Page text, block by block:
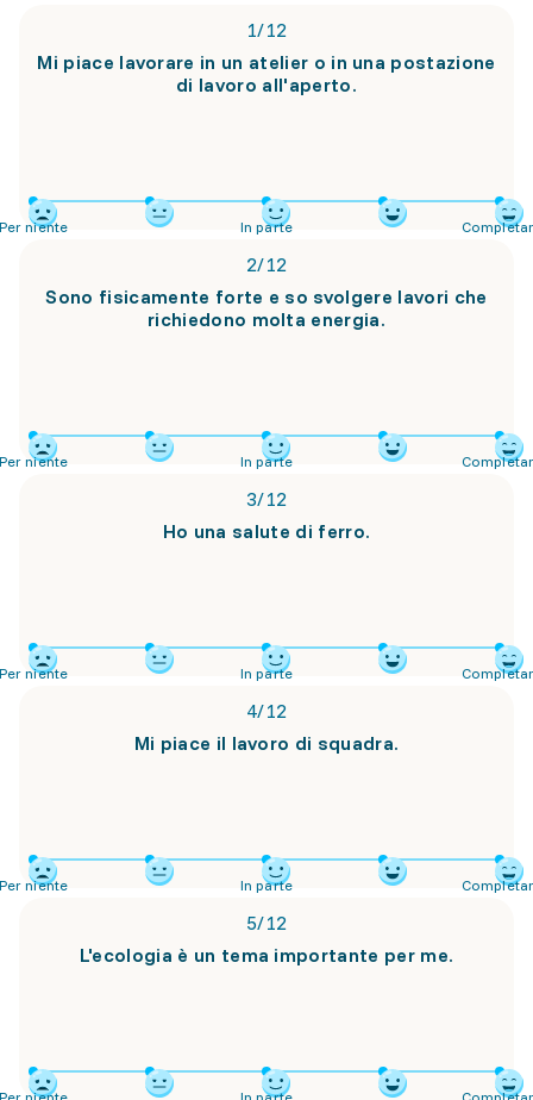
1/12
Mi piace lavorare in un atelier o in una postazione
di lavoro all'aperto.
niente In parte
2/12
Sono fisicamente forte e so svolgere lavori che
richiedono molta energia.
niente In parte
3/12
Ho una salute di ferro.
niente In parte
4/12
Mi piace il lavoro di squadra.
niente In parte
5/12
L'ecologia è un tema importante per me.